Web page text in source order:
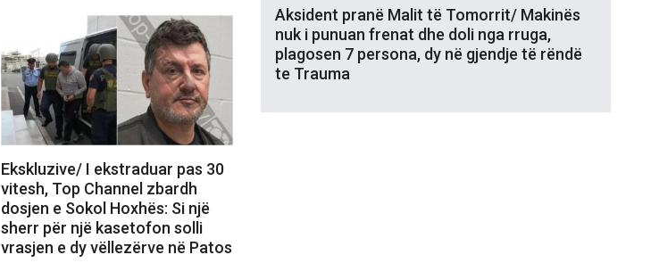
Ekskluzive/ I ekstraduar pas 30
vitesh, Top Channel zbardh
dosjen e Sokol Hoxhës: Si një
sherr për një kasetofon solli
vrasjen e dy vëllezërve në Patos
Aksident pranë Malit të Tomorrit/ Makinës
nuk i punuan frenat dhe doli nga rruga,
plagosen 7 persona, dy në gjendje të rëndë
te Trauma